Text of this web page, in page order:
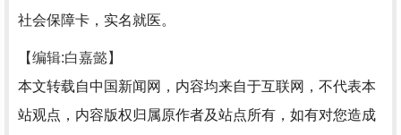
社会保障卡，实名就医。
【编辑:白嘉懿】
本文转载自中国新闻网，内容均来自于互联网，不代表本
站观点，内容版权归属原作者及站点所有，如有对您造成